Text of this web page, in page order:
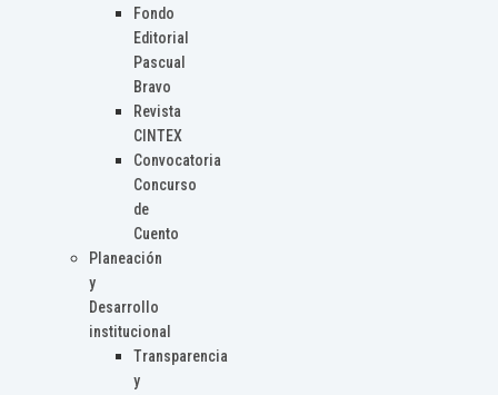
Fondo
Editorial
Pascual
Bravo
Revista
CINTEX
Convocatoria
Concurso
de
Cuento
Planeación
y
Desarrollo
institucional
Transparencia
y